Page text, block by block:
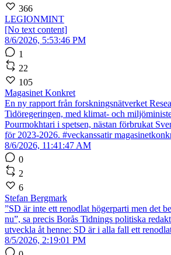
366
LEGIONMINT
[No text content]
8/6/2026, 5:53:46 PM
1
22
105
Magasinet Konkret
En ny rapport från forskningsnätverket
Tidöregeringen, med klimat- och
Pourmokhtari i spetsen, nästan förbrukat
för 2023-2026. #veckanssatir
8/6/2026, 11:41:47 AM
0
2
6
Stefan Bergmark
”SD är inte ett renodlat högerparti men det
nu”, sa precis Borås Tidnings politiska
utveckla åt henne: SD är i alla fall ett
8/5/2026, 2:19:01 PM